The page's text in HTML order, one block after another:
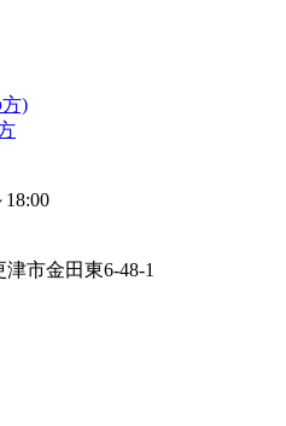
)
18:00
市金田東6-48-1